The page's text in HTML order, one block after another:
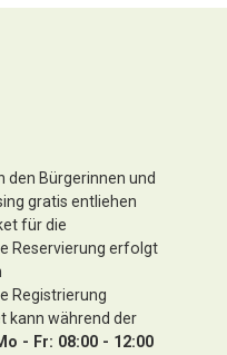
den Bürgerinnen und
gratis entliehen
für die
Reservierung erfolgt
Registrierung
kann während der
- Fr: 08:00 - 12:00